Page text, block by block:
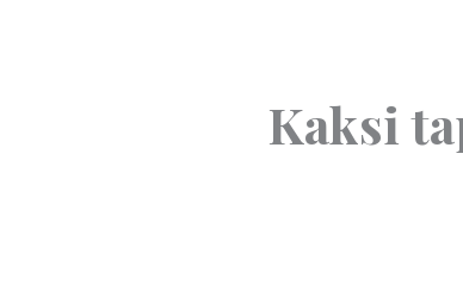
Kaksi